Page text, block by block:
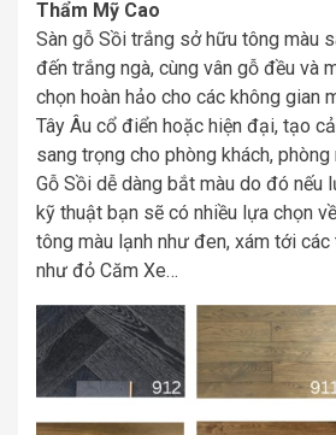
Thẩm Mỹ Cao
Sàn gỗ Sồi trắng sở hữu tông màu
đến trắng ngà, cùng vân gỗ đều và
chọn hoàn hảo cho các không gian
Tây Âu cổ điển hoặc hiện đại, tạo
sang trọng cho phòng khách, phòng
Gỗ Sồi dễ dàng bắt màu do đó nếu
kỹ thuật bạn sẽ có nhiều lựa chọn
tông màu lạnh như đen, xám tới các
như đỏ Căm Xe…